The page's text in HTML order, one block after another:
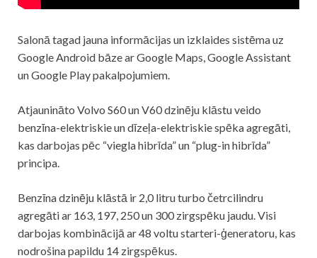
Salonā tagad jauna informācijas un izklaides sistēma uz
Google Android bāze ar Google Maps, Google Assistant
un Google Play pakalpojumiem.
Atjaunināto Volvo S60 un V60 dzinēju klāstu veido
benzīna-elektriskie un dīzeļa-elektriskie spēka agregāti,
kas darbojas pēc “viegla hibrīda” un “plug-in hibrīda”
principa.
Benzīna dzinēju klāstā ir 2,0 litru turbo četrcilindru
agregāti ar 163, 197, 250 un 300 zirgspēku jaudu. Visi
darbojas kombinācijā ar 48 voltu starteri-ģeneratoru, kas
nodrošina papildu 14 zirgspēkus.